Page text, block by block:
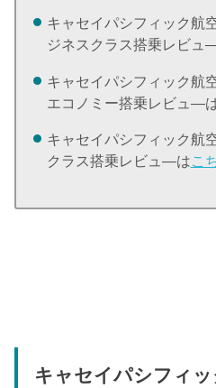
キャセイパシフィック航
ジネスクラス搭乗レビュ
キャセイパシフィック航
エコノミー搭乗レビュ―
キャセイパシフィック航
クラス搭乗レビュ―はこ
キャセイパシフィ